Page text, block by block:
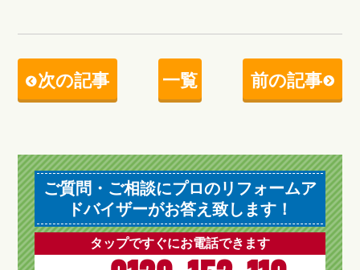
次の記事 一覧 前の記事
ご質問・ご相談にプロのリフォームア
ドバイザーがお答え致します！
タップですぐにお電話できます